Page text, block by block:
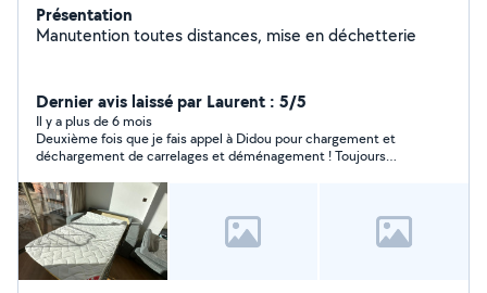
Présentation
Manutention toutes distances, mise en déchetterie
Dernier avis laissé par Laurent : 5/5
Il y a plus de 6 mois
Deuxième fois que je fais appel à Didou pour chargement et
déchargement de carrelages et déménagement ! Toujours